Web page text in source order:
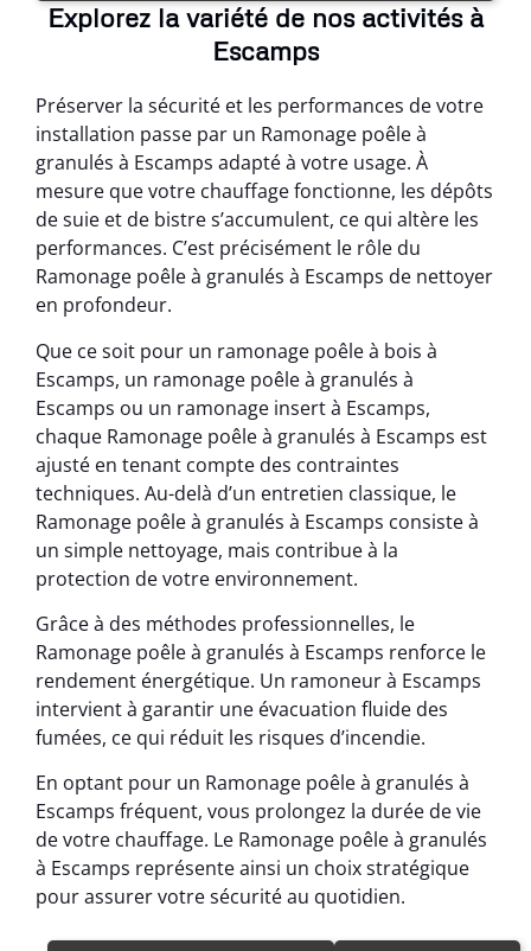
Explorez la variété de nos activités à
Escamps
Préserver la sécurité et les performances de votre
installation passe par un Ramonage poêle à
granulés à Escamps adapté à votre usage. À
mesure que votre chauffage fonctionne, les dépôts
de suie et de bistre s’accumulent, ce qui altère les
performances. C’est précisément le rôle du
Ramonage poêle à granulés à Escamps de nettoyer
en profondeur.
Que ce soit pour un ramonage poêle à bois à
Escamps, un ramonage poêle à granulés à
Escamps ou un ramonage insert à Escamps,
chaque Ramonage poêle à granulés à Escamps est
ajusté en tenant compte des contraintes
techniques. Au-delà d’un entretien classique, le
Ramonage poêle à granulés à Escamps consiste à
un simple nettoyage, mais contribue à la
protection de votre environnement.
Grâce à des méthodes professionnelles, le
Ramonage poêle à granulés à Escamps renforce le
rendement énergétique. Un ramoneur à Escamps
intervient à garantir une évacuation fluide des
fumées, ce qui réduit les risques d’incendie.
En optant pour un Ramonage poêle à granulés à
Escamps fréquent, vous prolongez la durée de vie
de votre chauffage. Le Ramonage poêle à granulés
à Escamps représente ainsi un choix stratégique
pour assurer votre sécurité au quotidien.